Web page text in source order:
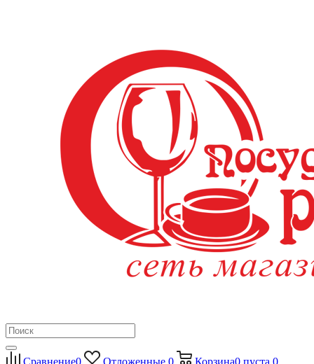
Сравнение0 Отложенные 0 Корзина0 пуста 0